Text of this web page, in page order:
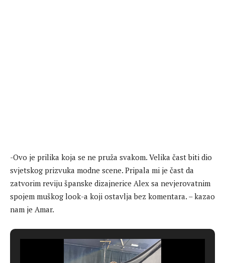
-Ovo je prilika koja se ne pruža svakom. Velika čast biti dio
svjetskog prizvuka modne scene. Pripala mi je čast da
zatvorim reviju španske dizajnerice Alex sa nevjerovatnim
spojem muškog look-a koji ostavlja bez komentara. – kazao
nam je Amar.